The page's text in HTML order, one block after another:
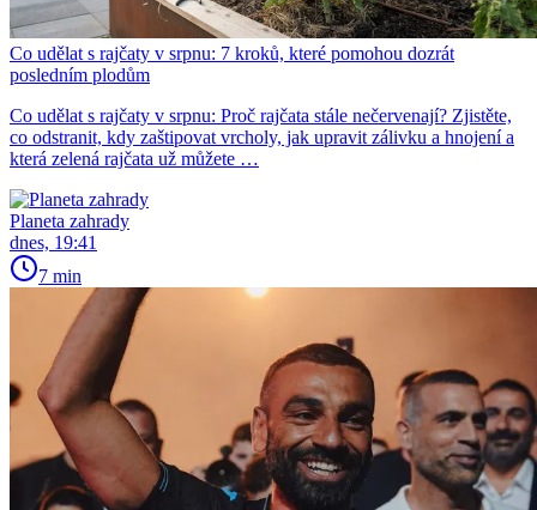
Co udělat s rajčaty v srpnu: 7 kroků, které pomohou dozrát
posledním plodům
Co udělat s rajčaty v srpnu: Proč rajčata stále nečervenají? Zjistěte,
co odstranit, kdy zaštipovat vrcholy, jak upravit zálivku a hnojení a
která zelená rajčata už můžete …
Planeta zahrady
dnes, 19:41
7 min